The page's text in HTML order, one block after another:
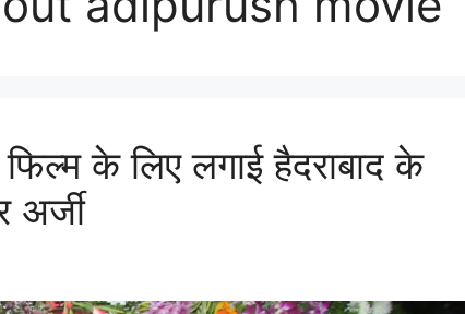
के लिए लगाई हैदराबाद के
अर्जी